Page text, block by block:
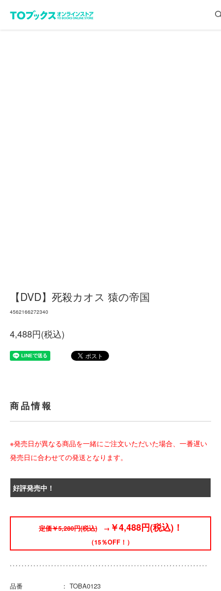
【DVD】死殺カオス 猿の帝国
4562166272340
4,488円(税込)
商品情報
※発売日が異なる商品を一緒にご注文いただいた場合、一番遅い
発売日に合わせての発送となります。
好評発売中！
定価￥5,280円(税込)→ ￥4,488円(税込)！
（15％OFF！）
品番 ： TOBA0123